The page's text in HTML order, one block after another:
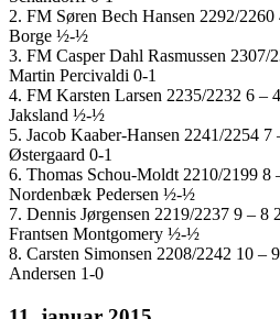
2. FM Søren Bech Hansen 2292/
Borge ½-½
3. FM Casper Dahl Rasmussen
Martin Percivaldi 0-1
4. FM Karsten Larsen 2235/2232 6 –
Jaksland ½-½
5. Jacob Kaaber-Hansen 2241/2254
Østergaard 0-1
6. Thomas Schou-Moldt 2210/2199 8
Nordenbæk Pedersen ½-½
7. Dennis Jørgensen 2219/2237 9 – 8
Frantsen Montgomery ½-½
8. Carsten Simonsen 2208/2242 10 –
Andersen 1-0